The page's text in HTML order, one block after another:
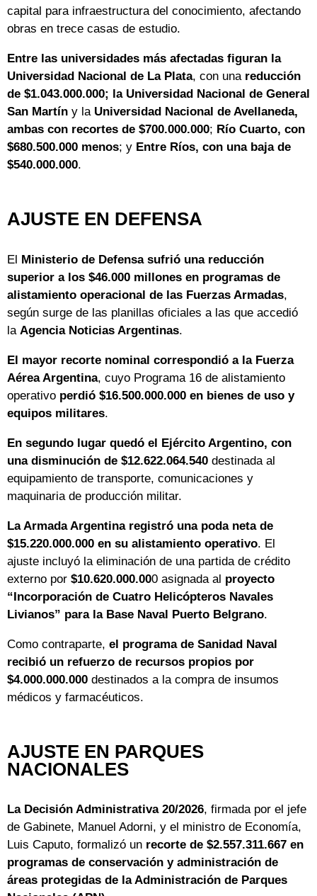
capital para infraestructura del conocimiento, afectando
obras en trece casas de estudio.
Entre las universidades más afectadas figuran la
Universidad Nacional de La Plata, con una reducción
de $1.043.000.000; la Universidad Nacional de General
San Martín y la Universidad Nacional de Avellaneda,
ambas con recortes de $700.000.000; Río Cuarto, con
$680.500.000 menos; y Entre Ríos, con una baja de
$540.000.000.
AJUSTE EN DEFENSA
El Ministerio de Defensa sufrió una reducción
superior a los $46.000 millones en programas de
alistamiento operacional de las Fuerzas Armadas,
según surge de las planillas oficiales a las que accedió
la Agencia Noticias Argentinas.
El mayor recorte nominal correspondió a la Fuerza
Aérea Argentina, cuyo Programa 16 de alistamiento
operativo perdió $16.500.000.000 en bienes de uso y
equipos militares.
En segundo lugar quedó el Ejército Argentino, con
una disminución de $12.622.064.540 destinada al
equipamiento de transporte, comunicaciones y
maquinaria de producción militar.
La Armada Argentina registró una poda neta de
$15.220.000.000 en su alistamiento operativo. El
ajuste incluyó la eliminación de una partida de crédito
externo por $10.620.000.000 asignada al proyecto
“Incorporación de Cuatro Helicópteros Navales
Livianos” para la Base Naval Puerto Belgrano.
Como contraparte, el programa de Sanidad Naval
recibió un refuerzo de recursos propios por
$4.000.000.000 destinados a la compra de insumos
médicos y farmacéuticos.
AJUSTE EN PARQUES
NACIONALES
La Decisión Administrativa 20/2026, firmada por el jefe
de Gabinete, Manuel Adorni, y el ministro de Economía,
Luis Caputo, formalizó un recorte de $2.557.311.667 en
programas de conservación y administración de
áreas protegidas de la Administración de Parques